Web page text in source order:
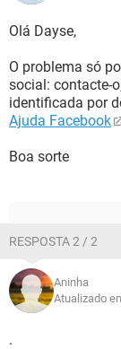
Olá Dayse,
O problema só
social: contacte-
identificada por
Ajuda Facebook
Boa sorte
RESPOSTA 2 / 2
Aninha
Atualizado
.